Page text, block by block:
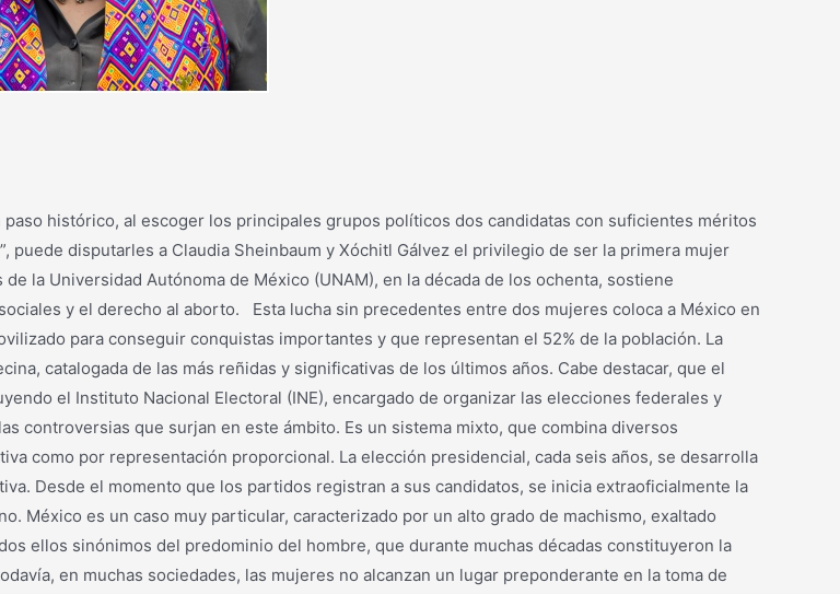
histórico, al escoger los principales grupos políticos dos candidatas con suficientes méritos
puede disputarles a Claudia Sheinbaum y Xóchitl Gálvez el privilegio de ser la primera mujer
la Universidad Autónoma de México (UNAM), en la década de los ochenta, sostiene
y el derecho al aborto. Esta lucha sin precedentes entre dos mujeres coloca a México en
para conseguir conquistas importantes y que representan el 52% de la población. La
catalogada de las más reñidas y significativas de los últimos años. Cabe destacar, que el
el Instituto Nacional Electoral (INE), encargado de organizar las elecciones federales y
controversias que surjan en este ámbito. Es un sistema mixto, que combina diversos
como por representación proporcional. La elección presidencial, cada seis años, se desarrolla
Desde el momento que los partidos registran a sus candidatos, se inicia extraoficialmente la
México es un caso muy particular, caracterizado por un alto grado de machismo, exaltado
ellos sinónimos del predominio del hombre, que durante muchas décadas constituyeron la
en muchas sociedades, las mujeres no alcanzan un lugar preponderante en la toma de